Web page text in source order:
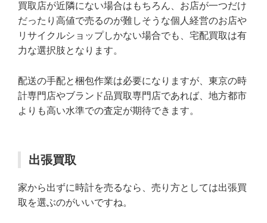
買取店が近隣にない場合はもちろん、お店が一つだけ
だったり高値で売るのが難しそうな個人経営のお店や
リサイクルショップしかない場合でも、宅配買取は有
力な選択肢となります。
配送の手配と梱包作業は必要になりますが、東京の時
計専門店やブランド品買取専門店であれば、地方都市
よりも高い水準での査定が期待できます。
出張買取
家から出ずに時計を売るなら、売り方としては出張買
取を選ぶのがいいですね。